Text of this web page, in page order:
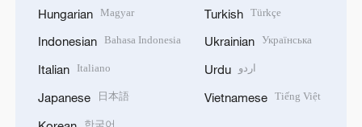
Hungarian Magyar
Indonesian Bahasa Indonesia
Italian Italiano
Japanese 日本語
Turkish Türkçe
Ukrainian Українська
Urdu اردو
Vietnamese Tiếng Việt